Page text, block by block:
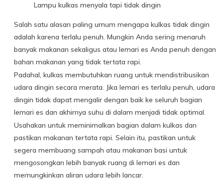
Lampu kulkas menyala tapi tidak dingin
Salah satu alasan paling umum mengapa kulkas tidak dingin
adalah karena terlalu penuh. Mungkin Anda sering menaruh
banyak makanan sekaligus atau lemari es Anda penuh dengan
bahan makanan yang tidak tertata rapi.
Padahal, kulkas membutuhkan ruang untuk mendistribusikan
udara dingin secara merata. Jika lemari es terlalu penuh, udara
dingin tidak dapat mengalir dengan baik ke seluruh bagian
lemari es dan akhirnya suhu di dalam menjadi tidak optimal.
Usahakan untuk meminimalkan bagian dalam kulkas dan
pastikan makanan tertata rapi. Selain itu, pastikan untuk
segera membuang sampah atau makanan basi untuk
mengosongkan lebih banyak ruang di lemari es dan
memungkinkan aliran udara lebih lancar.